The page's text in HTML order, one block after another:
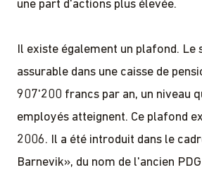
une part d'actions plus élevée.
Il existe également un plafond. Le
assurable dans une caisse de
907'200 francs par an, un niveau
employés atteignent. Ce plafond
2006. Il a été introduit dans le
Barnevik», du nom de l'ancien